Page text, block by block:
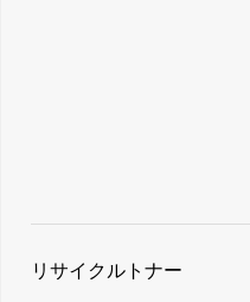
リサイクルトナー